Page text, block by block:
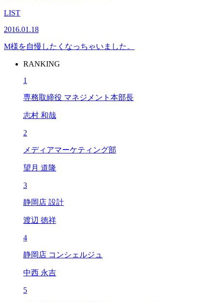
LIST
2016.01.18
M様を自慢したくなっちゃいました。
RANKING
1
専務取締役 マネジメント本部長
志村 和哉
2
メディアマーケティング部
望月 道隆
3
静岡店 設計
渡辺 徳祥
4
静岡店 コンシェルジュ
中西 永吉
5